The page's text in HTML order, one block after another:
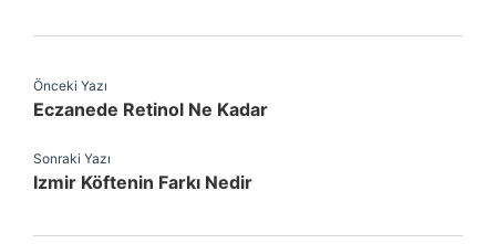
Önceki Yazı
Eczanede Retinol Ne Kadar
Sonraki Yazı
Izmir Köftenin Farkı Nedir